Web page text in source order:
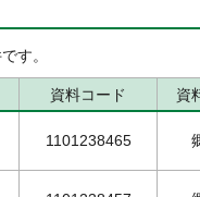
す。
資料コード 資
1101238465